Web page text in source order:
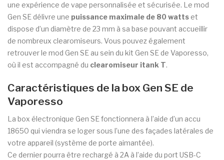
une expérience de vape personnalisée et sécurisée. Le mod
Gen SE délivre une puissance maximale de 80 watts et
dispose d’un diamètre de 23 mm à sa base pouvant accueillir
de nombreux clearomiseurs. Vous pouvez également
retrouver le mod Gen SE au sein du kit Gen SE de Vaporesso,
où il est accompagné du clearomiseur itank T.
Caractéristiques de la box Gen SE de
Vaporesso
La box électronique Gen SE fonctionnera à l’aide d’un accu
18650 qui viendra se loger sous l’une des façades latérales de
votre appareil (système de porte aimantée).
Ce dernier pourra être rechargé à 2A à l’aide du port USB-C